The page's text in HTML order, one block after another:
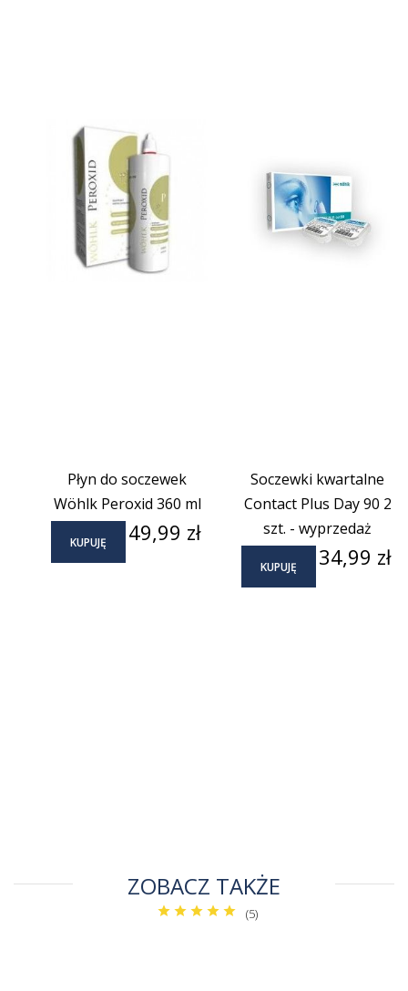
Płyn do soczewek
Wöhlk Peroxid 360 ml
KUPUJĘ Cena
49,99 zł
Soczewki kwartalne
Contact Plus Day 90 2
szt. - wyprzedaż
KUPUJĘ Cena
34,99 zł
ZOBACZ TAKŻE
(5)